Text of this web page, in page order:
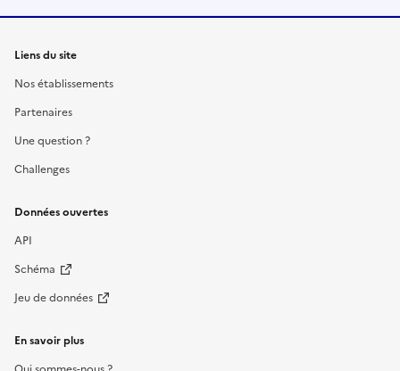
Liens du site
Nos établissements
Partenaires
Une question ?
Challenges
Données ouvertes
API
Schéma
Jeu de données
En savoir plus